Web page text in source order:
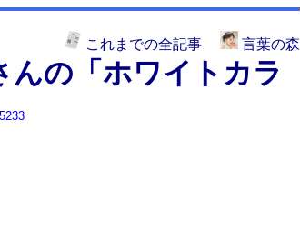
これまでの全記事 言葉の森
の「ホワイトカラ